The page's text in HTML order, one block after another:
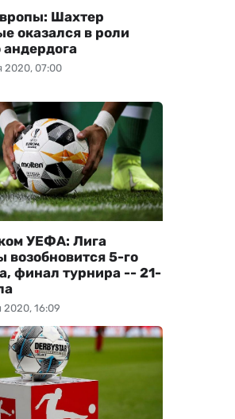
2020, 07:00
Шахтер
оказался в роли
андердога
2020, 16:09
УЕФА: Лига
возобновится 5-го
финал турнира -- 21-